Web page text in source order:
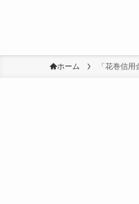
ホーム 「花巻信